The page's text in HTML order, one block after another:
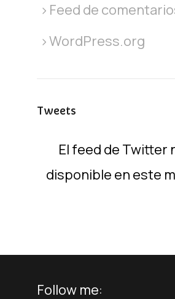
Feed de
WordPress.org
Tweets
El feed de Twitter
disponible en este
Follow me: